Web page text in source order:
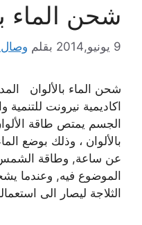
شحن الماء
9 يونيو,2014 بقلم
اكاديمية نيرونت
الجسم يمتص طاقة
بالألوان ، وذلك بوضع
عن ساعة, وطاقة الشمس
الموضوع فيه, وعندما
الثلاجة ليصار الى